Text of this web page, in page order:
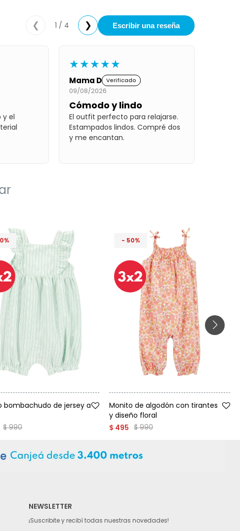
❮ 1 / 4 ❯ Escribir una reseña
y el
★★★★★
Mama D Verificado
09/08/2026
Cómodo y lindo
El outfit perfecto para relajarse.
Estampados lindos. Compré dos
y me encantan.
bombachudo de jersey a
$ 990
50
Monito de algodón con tirantes
y diseño floral
$ 495 $ 990
NEWSLETTER
¡Suscribite y recibí todas nuestras novedades!